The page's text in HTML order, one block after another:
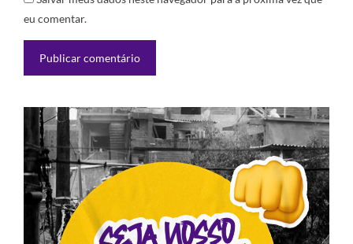
eu comentar.